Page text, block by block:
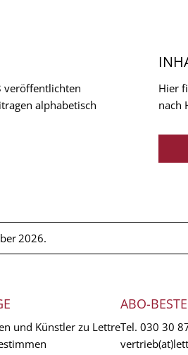
veröffentlichten
alphabetisch
Hier
nach
2026.
und Künstler zu Lettre
ABO-
Tel. 030 30